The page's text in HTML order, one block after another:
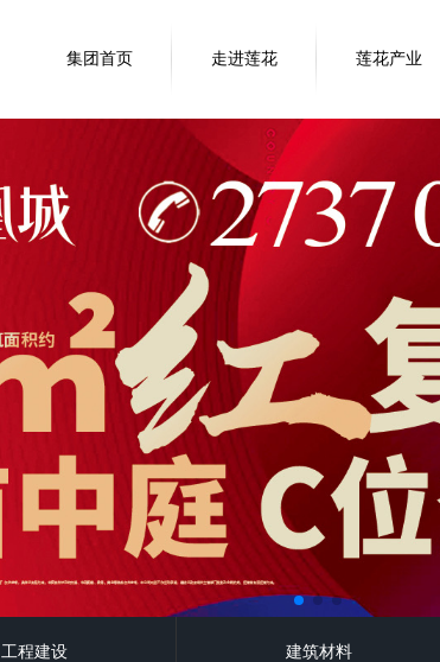
集团首页 走进莲花 莲花产业
工程建设 建筑材料